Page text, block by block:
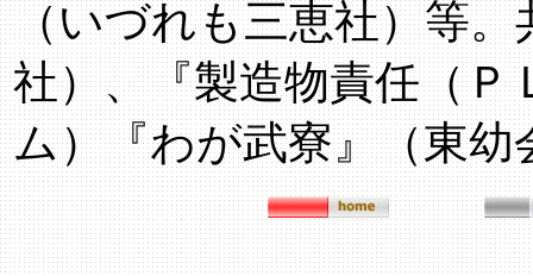
（いづれも三恵社）等
社）、『製造物責任（
ム）『わが武寮』（東幼